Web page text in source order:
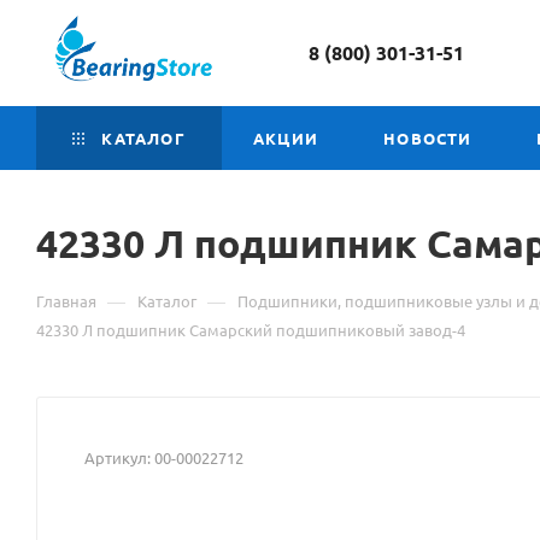
8 (800) 301-31-51
КАТАЛОГ АКЦИИ НОВОСТИ
42330 Л подшипник
о
товаре
Главная — Каталог — Подшипники, подшипниковые узлы и
42330 Л подшипник Самарский подшипниковый завод-4
Артикул:00-00022712